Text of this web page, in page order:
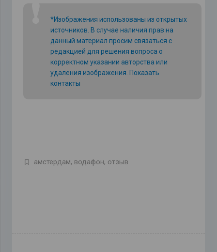
*Изображения использованы из открытых
источников. В случае наличия прав на
данный материал просим связаться с
редакцией для решения вопроса о
корректном указании авторства или
удаления изображения. Показать
контакты
амстердам, водафон, отзыв